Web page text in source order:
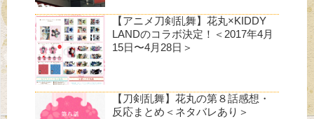
【アニメ刀剣乱舞】花丸×KIDDY
LANDのコラボ決定！＜2017年4月
15日〜4月28日＞
【刀剣乱舞】花丸の第８話感想・
反応まとめ＜ネタバレあり＞